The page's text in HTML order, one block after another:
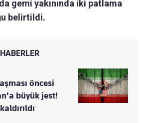
gemi yakınında iki patlama
belirtildi.
öncesi
büyük jest!